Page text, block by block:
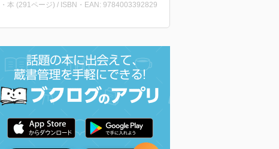
本 (291ページ) / ISBN・EAN: 9784003392829